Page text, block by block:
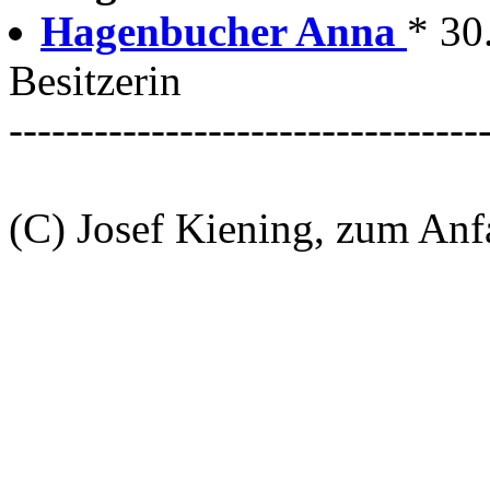
Hagenbucher Anna *
Besitzerin
(C) Josef Kiening, zum